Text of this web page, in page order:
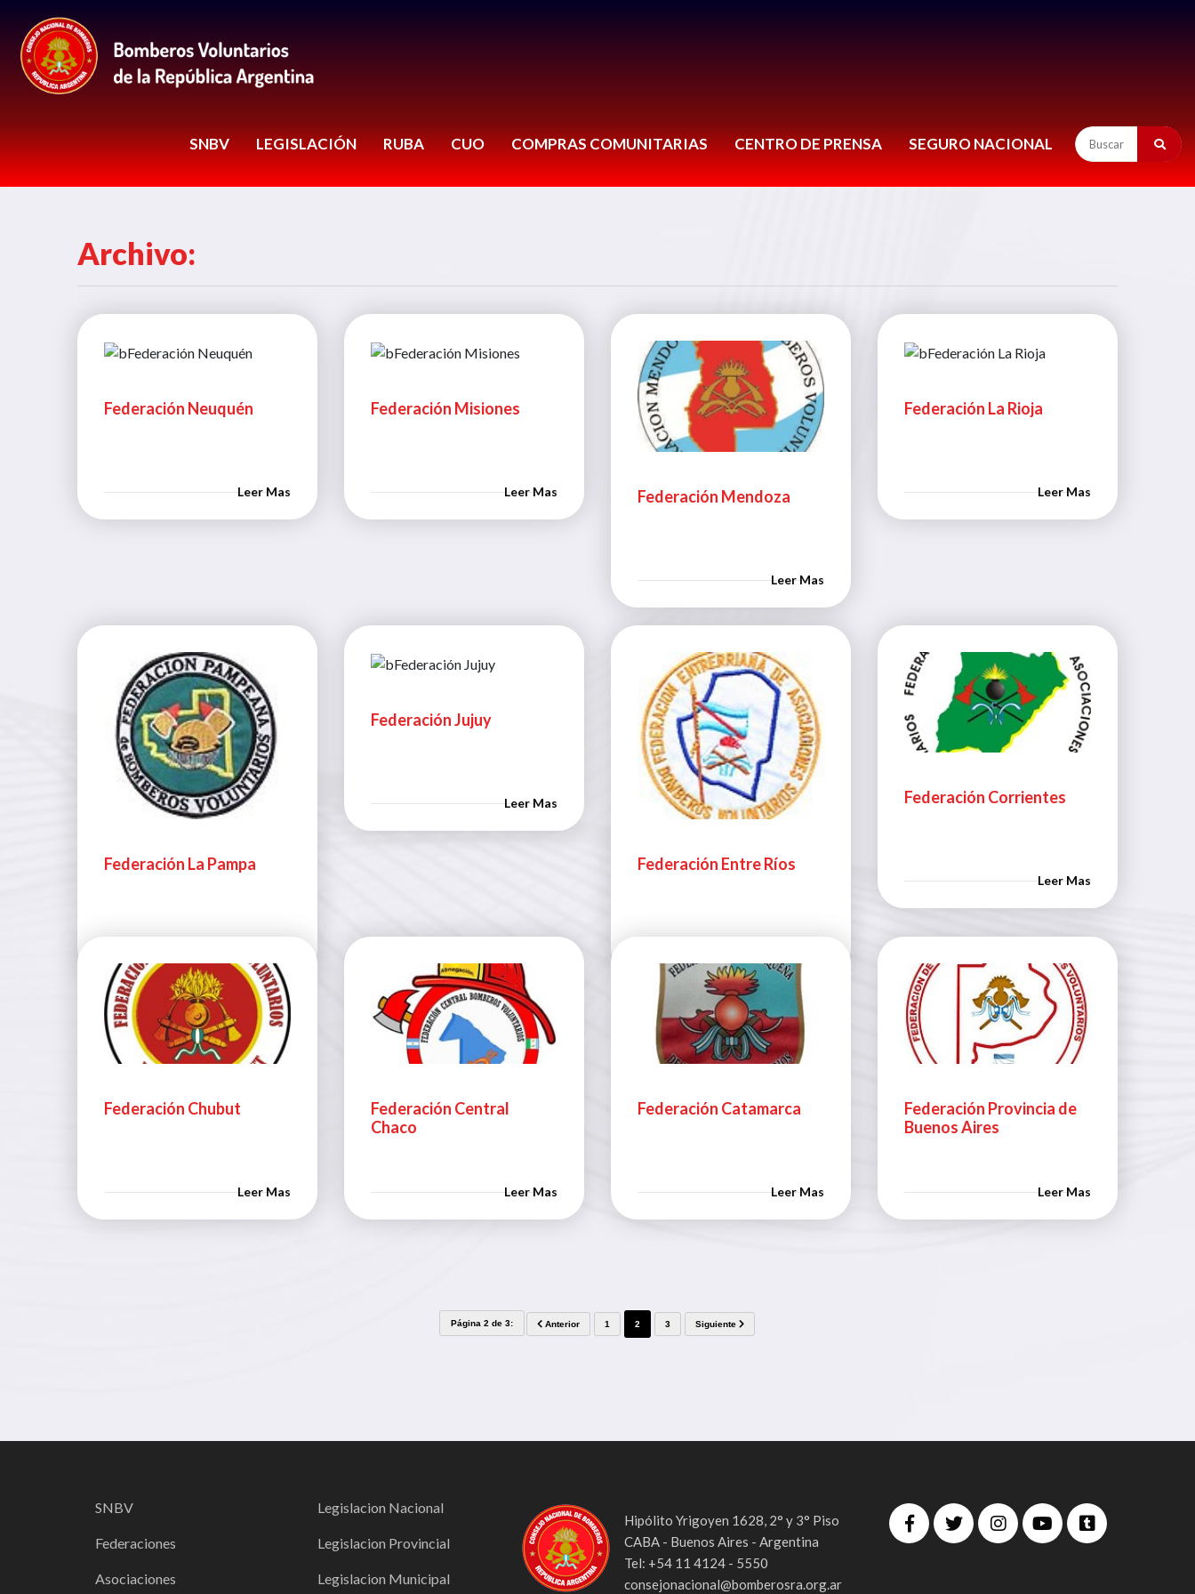
SNBV LEGISLACIÓN RUBA CUO COMPRAS COMUNITARIAS CENTRO DE PRENSA SEGURO NACIONAL
Archivo:
Federación Neuquén
Leer Mas
Federación Misiones
Leer Mas Federación Mendoza
Leer Mas
Federación La Rioja
Leer Mas
Federación La Pampa
Federación Jujuy
Leer Mas
Federación Entre Ríos
Federación Corrientes
Leer Mas
Federación Chubut
Leer Mas
Federación Central
Chaco
Leer Mas
Federación Catamarca
Leer Mas
Federación Provincia de
Buenos Aires
Leer Mas
Página 2 de 3: Anterior 1 2 3 Siguiente
SNBV
Federaciones
Asociaciones
Legislacion Nacional
Legislacion Provincial
Legislacion Municipal
Hipólito Yrigoyen 1628, 2° y 3° Piso
CABA - Buenos Aires - Argentina
Tel: +54 11 4124 - 5550
consejonacional@bomberosra.org.ar